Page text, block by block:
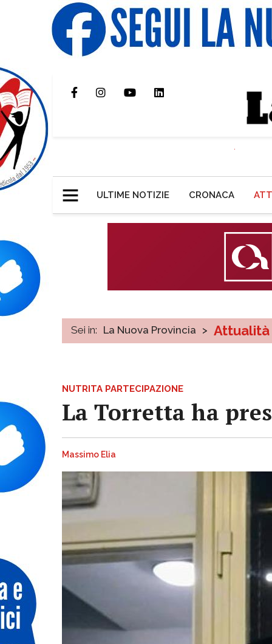
ULTIME NOTIZIE CRONACA
Sei in: La Nuova Provincia > Attualità
NUTRITA PARTECIPAZIONE
La Torretta ha
Massimo Elia